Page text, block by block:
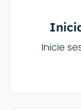
Inicie